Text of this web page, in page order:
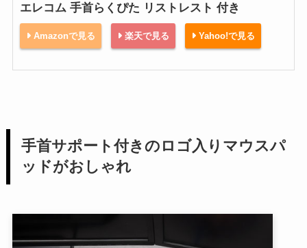
エレコム 手首らくぴた リストレスト 付き
Amazonで見る 楽天で見る Yahoo!で見る
手首サポート付きのロゴ入りマウスパ
ッドがおしゃれ